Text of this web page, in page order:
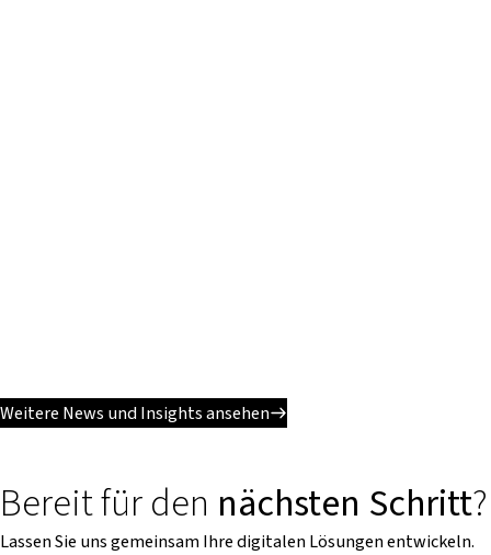
Weitere News und Insights ansehen
Bereit für den nächsten Schritt?
Lassen Sie uns gemeinsam Ihre digitalen Lösungen entwickeln.